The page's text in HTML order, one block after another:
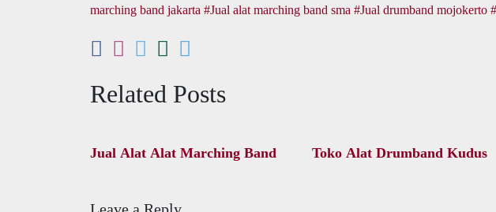
marching band jakarta
Jual alat marching band sma Jual drumband mojokerto
Related Posts
Jual Alat Alat Marching Band Toko Alat Drumband Kudus